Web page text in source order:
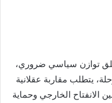
توازن سياسي ضروري،
يتطلب مقاربة عقلانية
الانفتاح الخارجي وحماية